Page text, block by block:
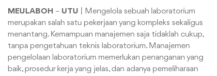
MEULABOH – UTU | Mengelola sebuah laboratorium
merupakan salah satu pekerjaan yang kompleks sekaligus
menantang. Kemampuan manajemen saja tidaklah cukup,
tanpa pengetahuan teknis laboratorium. Manajemen
pengelolaan laboratorium memerlukan penanganan yang
baik, prosedur kerja yang jelas, dan adanya pemeliharaan